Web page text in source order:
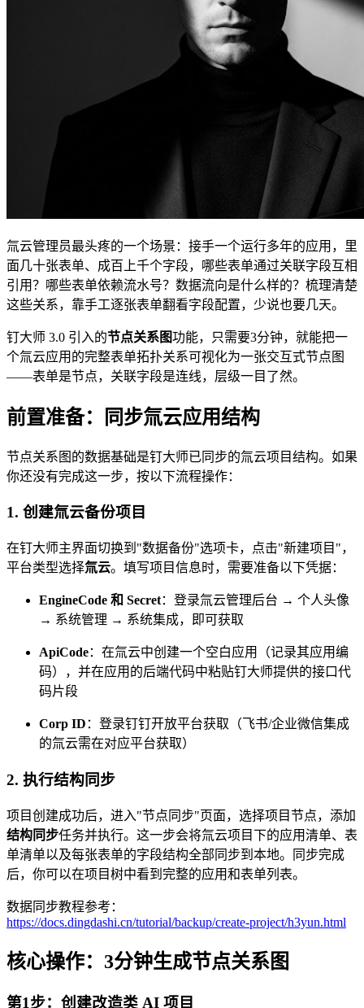
氚云管理员最头疼的一个场景：接手一个运行多年的应用，里
面几十张表单、成百上千个字段，哪些表单通过关联字段互相
引用？哪些表单依赖流水号？数据流向是什么样的？梳理清楚
这些关系，靠手工逐张表单翻看字段配置，少说也要几天。
钉大师 3.0 引入的节点关系图功能，只需要3分钟，就能把一
个氚云应用的完整表单拓扑关系可视化为一张交互式节点图
——表单是节点，关联字段是连线，层级一目了然。
前置准备：同步氚云应用结构
节点关系图的数据基础是钉大师已同步的氚云项目结构。如果
你还没有完成这一步，按以下流程操作：
1. 创建氚云备份项目
在钉大师主界面切换到"数据备份"选项卡，点击"新建项目"，
平台类型选择氚云。填写项目信息时，需要准备以下凭据：
EngineCode 和 Secret：登录氚云管理后台 → 个人头像
→ 系统管理 → 系统集成，即可获取
ApiCode：在氚云中创建一个空白应用（记录其应用编
码），并在应用的后端代码中粘贴钉大师提供的接口代
码片段
Corp ID ：登录钉钉开放平台获取（飞书/企业微信集成
的氚云需在对应平台获取）
2. 执行结构同步
项目创建成功后，进入"节点同步"页面，选择项目节点，添加
结构同步任务并执行。这一步会将氚云项目下的应用清单、表
单清单以及每张表单的字段结构全部同步到本地。同步完成
后，你可以在项目树中看到完整的应用和表单列表。
数据同步教程参考：
https://docs.dingdashi.cn/tutorial/backup/create-project/h3yun.html
核心操作：3分钟生成节点关系图
第1步：创建改造类 AI 项目